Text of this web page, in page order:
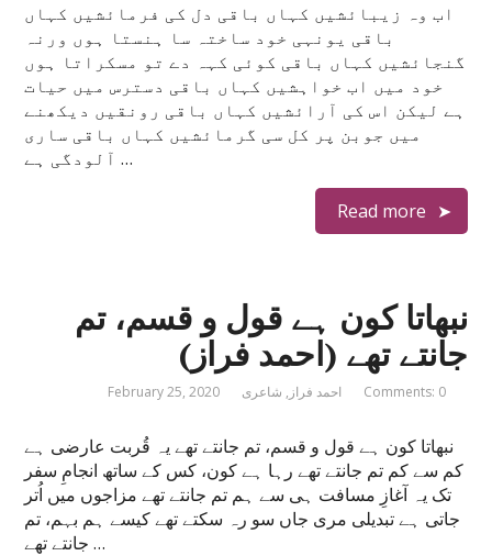
اب وہ زیبائشیں کہاں باقی دل کی فرمائشیں کہاں
باقی یونہی خود ساختہ سا ہنستا ہوں ورنہ
گنجائشیں کہاں باقی کوئی کہہ دے تو مسکراتا ہوں
خود میں اب خواہشیں کہاں باقی دسترس میں حیات
ہے لیکن اس کی آرائشیں کہاں باقی رونقیں دیکھنے
میں جوبن پر کل سی گرمائشیں کہاں باقی ساری
آلودگی ہے …
Read more
نبھاتا کون ہے قول و قسم، تم
جانتے تھے (احمد فراز)
February 25, 2020 احمد فراز , شاعری Comments: 0
نبھاتا کون ہے قول و قسم، تم جانتے تھے یہ قُربت عارضی ہے
کم سے کم تم جانتے تھے رہا ہے کون، کس کے ساتھ انجامِ سفر
تک یہ آغازِ مسافت ہی سے ہم تم جانتے تھے مزاجوں میں اُتر
جاتی ہے تبدیلی مری جاں سو رہ سکتے تھے کیسے ہم بہم، تم
جانتے تھے …